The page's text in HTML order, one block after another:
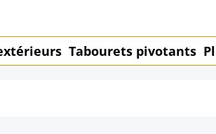
Tabourets pivotants